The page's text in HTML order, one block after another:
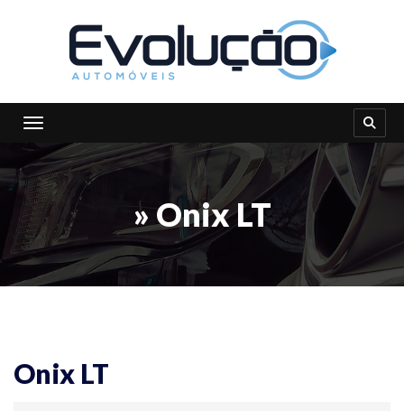
Toggle navigation
» Onix LT
Onix LT